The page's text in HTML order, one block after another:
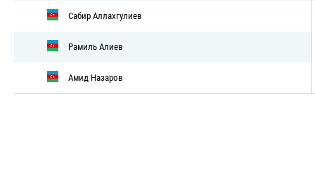
Сабир Аллахгулиев
Рамиль Алиев
Амид Назаров